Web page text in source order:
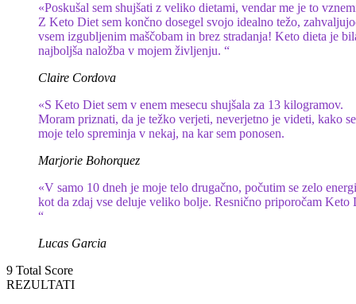
«Poskušal sem shujšati z veliko dietami, vendar me je to
Z Keto Diet sem končno dosegel svojo idealno težo,
vsem izgubljenim maščobam in brez stradanja! Keto dieta je
najboljša naložba v mojem življenju. “
Claire Cordova
«S Keto Diet sem v enem mesecu shujšala za 13 kilogramov.
Moram priznati, da je težko verjeti, neverjetno je videti, kako se
moje telo spreminja v nekaj, na kar sem ponosen.
Marjorie Bohorquez
«V samo 10 dneh je moje telo drugačno, počutim se zelo
kot da zdaj vse deluje veliko bolje. Resnično priporočam Keto
“
Lucas Garcia
9 Total Score
REZULTATI